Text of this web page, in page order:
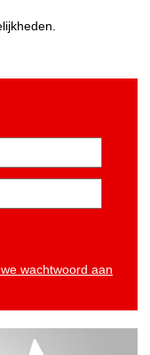
wachtwoord aan